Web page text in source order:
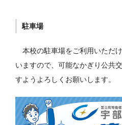
駐車場
本校の駐車場をご利用いただ
いますので、可能なかぎり公共
すようよろしくお願いします。